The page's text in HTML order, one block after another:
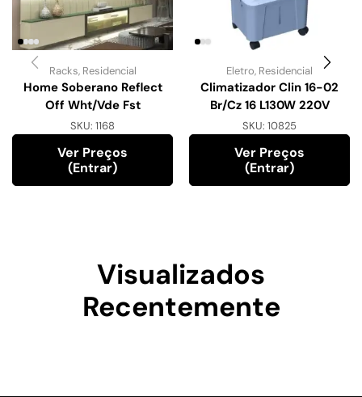
Racks, Residencial
Home Soberano Reflect
Off Wht/Vde Fst
SKU: 1168
Ver Preços
(entrar)
Eletro, Residencial
Climatizador Clin 16-02
Br/Cz 16 L130W 220V
SKU: 10825
Ver Preços
(entrar)
Visualizados
Recentemente